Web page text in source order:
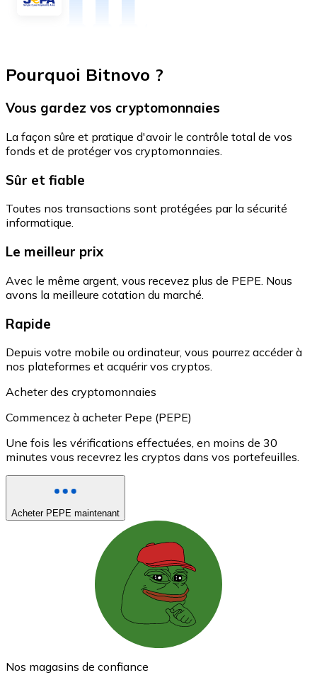
Pourquoi Bitnovo ?
Vous gardez vos cryptomonnaies
La façon sûre et pratique d'avoir le contrôle total de vos
fonds et de protéger vos cryptomonnaies.
Sûr et fiable
Toutes nos transactions sont protégées par la sécurité
informatique.
Le meilleur prix
Avec le même argent, vous recevez plus de PEPE. Nous
avons la meilleure cotation du marché.
Rapide
Depuis votre mobile ou ordinateur, vous pourrez accéder à
nos plateformes et acquérir vos cryptos.
Acheter des cryptomonnaies
Commencez à acheter Pepe (PEPE)
Une fois les vérifications effectuées, en moins de 30
minutes vous recevrez les cryptos dans vos portefeuilles.
Acheter PEPE maintenant
Nos magasins de confiance